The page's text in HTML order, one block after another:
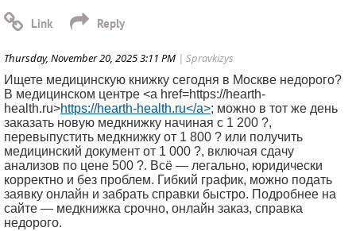
Thursday, November 20, 2025 3:11 PM | Spravkizys
Ищете медицинскую книжку сегодня в Москве недорого?
В медицинском центре <a href=https://hearth-
health.ru>https://hearth-health.ru</a>; можно в тот же день
заказать новую медкнижку начиная с 1 200 ?,
перевыпустить медкнижку от 1 800 ? или получить
медицинский документ от 1 000 ?, включая сдачу
анализов по цене 500 ?. Всё — легально, юридически
корректно и без проблем. Гибкий график, можно подать
заявку онлайн и забрать справки быстро. Подробнее на
сайте — медкнижка срочно, онлайн заказ, справка
недорого.